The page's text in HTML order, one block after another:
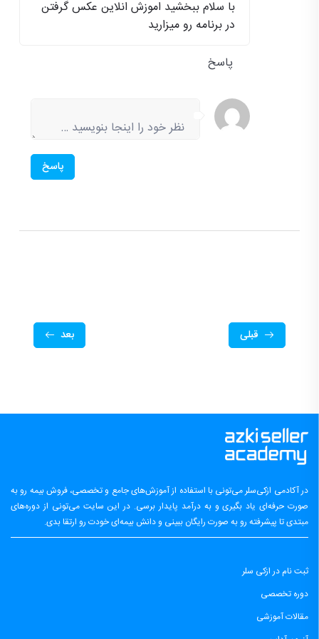
با سلام ببخشید اموزش انلاین عکس گرفتن
در برنامه رو میزارید
پاسخ
پاسخ
قبلی بعد
در آکادمی ازکی‌سلر می‌تونی با استفاده از آموزش‌های جامع و تخصصی، فروش بیمه رو به
صورت حرفه‌ای یاد بگیری و به درآمد پایدار برسی. در این سایت می‌تونی از دوره‌های
مبتدی تا پیشرفته رو به صورت رایگان ببینی و دانش بیمه‌ای خودت رو ارتقا بدی.
ثبت نام در ازکی سلر
دوره تخصصی
مقالات آموزشی